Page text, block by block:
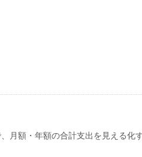
月額・年額の合計支出を見える